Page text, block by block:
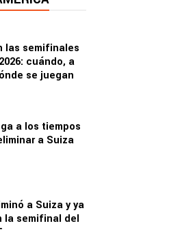
las semifinales
cuándo, a
se juegan
a los tiempos
a Suiza
a Suiza y ya
la semifinal del